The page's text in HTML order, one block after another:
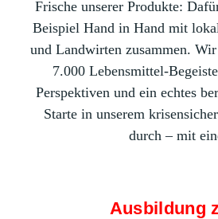
Frische unserer Produkte:
Beispiel Hand in Hand mit
und Landwirten zusammen.
7.000 Lebensmittel-
Perspektiven und ein echtes
Starte in unserem
durch – mit
Ausbildung